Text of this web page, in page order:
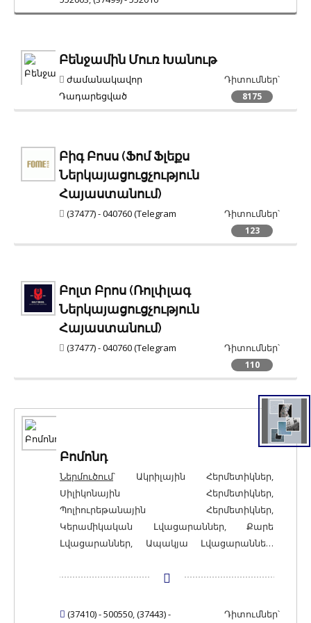
Ծեփամածիկներ, Ներկանյութեր,
Բենջամին Մուռ Խանութ
Դիտումներ՝
8175
ժամանակավոր
Դադարեցված
Բիգ Բոսս (Ֆոմ Ֆլեքս
Ներկայացուցչություն
Հայաստանում)
Դիտումներ՝
123
(37477) - 040760 (Telegram
Բոլտ Բրոս (Ռոլփլագ
Ներկայացուցչություն
Հայաստանում)
Դիտումներ՝
110
(37477) - 040760 (Telegram
Բոմոնդ
Ներմուծում՝ Ակրիլային Հերմետիկներ,
Սիլիկոնային Հերմետիկներ,
Պոլիուրեթանային Հերմետիկներ,
Կերամիկական Լվացարաններ, Քարե
Լվացարաններ, Ապակյա Լվացարաններ,
Կերամիկական Խոհանոցային
Կերամիկական, Բիդեներ, Լվացարանների
Դիտումներ՝
(37410) - 500550,(37443) -